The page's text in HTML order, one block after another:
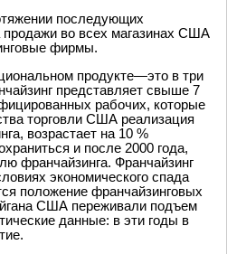
последующих
продажи во всех магазинах США
фирмы.
продукте—это в три
представляет свыше 7
рабочих, которые
торговли США реализация
возрастает на 10 %
и после 2000 года,
франчайзинга. Франчайзинг
экономического спада
положение франчайзинговых
США переживали подъем
данные: в эти годы в